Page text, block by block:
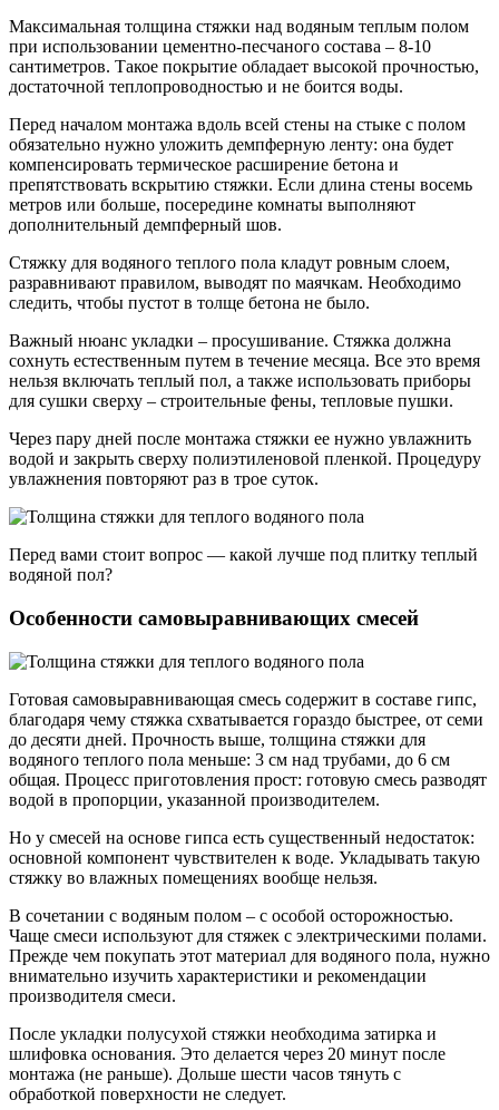
Максимальная толщина стяжки над водяным теплым полом
при использовании цементно-песчаного состава – 8-10
сантиметров. Такое покрытие обладает высокой прочностью,
достаточной теплопроводностью и не боится воды.
Перед началом монтажа вдоль всей стены на стыке с полом
обязательно нужно уложить демпферную ленту: она будет
компенсировать термическое расширение бетона и
препятствовать вскрытию стяжки. Если длина стены восемь
метров или больше, посередине комнаты выполняют
дополнительный демпферный шов.
Стяжку для водяного теплого пола кладут ровным слоем,
разравнивают правилом, выводят по маячкам. Необходимо
следить, чтобы пустот в толще бетона не было.
Важный нюанс укладки – просушивание. Стяжка должна
сохнуть естественным путем в течение месяца. Все это время
нельзя включать теплый пол, а также использовать приборы
для сушки сверху – строительные фены, тепловые пушки.
Через пару дней после монтажа стяжки ее нужно увлажнить
водой и закрыть сверху полиэтиленовой пленкой. Процедуру
увлажнения повторяют раз в трое суток.
Перед вами стоит вопрос — какой лучше под плитку теплый
водяной пол?
Особенности самовыравнивающих смесей
Готовая самовыравнивающая смесь содержит в составе гипс,
благодаря чему стяжка схватывается гораздо быстрее, от семи
до десяти дней. Прочность выше, толщина стяжки для
водяного теплого пола меньше: 3 см над трубами, до 6 см
общая. Процесс приготовления прост: готовую смесь разводят
водой в пропорции, указанной производителем.
Но у смесей на основе гипса есть существенный недостаток:
основной компонент чувствителен к воде. Укладывать такую
стяжку во влажных помещениях вообще нельзя.
В сочетании с водяным полом – с особой осторожностью.
Чаще смеси используют для стяжек с электрическими полами.
Прежде чем покупать этот материал для водяного пола, нужно
внимательно изучить характеристики и рекомендации
производителя смеси.
После укладки полусухой стяжки необходима затирка и
шлифовка основания. Это делается через 20 минут после
монтажа (не раньше). Дольше шести часов тянуть с
обработкой поверхности не следует.